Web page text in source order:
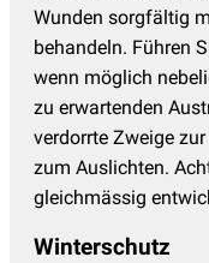
Wunden sorgfältig
behandeln. Führen
wenn möglich
zu erwartenden
verdorrte Zweige
zum Auslichten.
gleichmässig
Winterschutz